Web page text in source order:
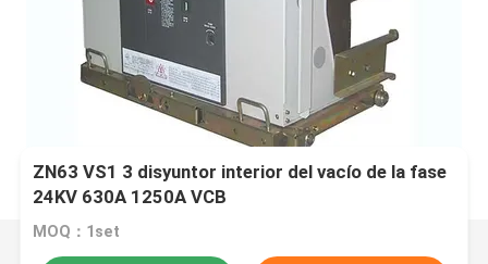
ZN63 VS1 3 disyuntor interior del vacío de la fase
24KV 630A 1250A VCB
MOQ：1set